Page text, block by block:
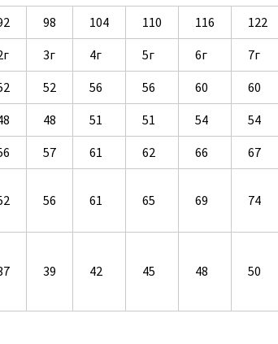
98 104 110 116 122
3г 4г 5г 6г 7г
52 56 56 60 60
48 51 51 54 54
57 61 62 66 67
56 61 65 69 74
39 42 45 48 50